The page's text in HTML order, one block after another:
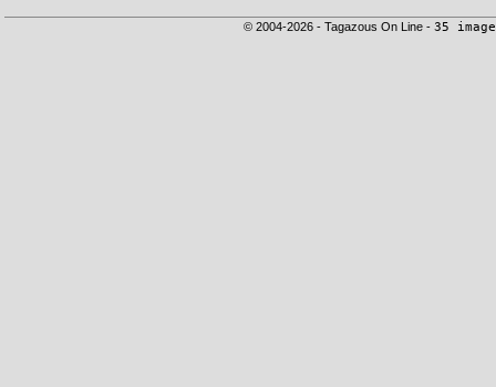
© 2004-2026 - Tagazous On Line - 35